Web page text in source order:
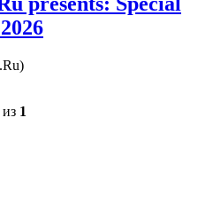
из 1